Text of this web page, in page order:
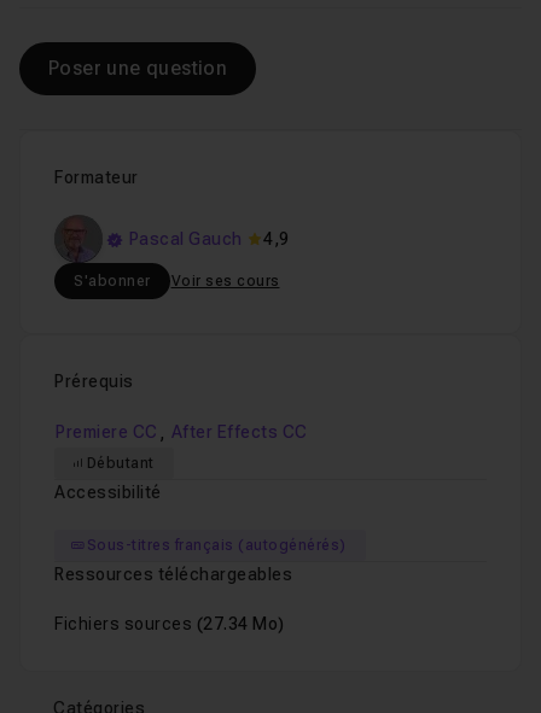
Formateur
Pascal Gauch 4,9
S'abonner Voir ses cours
Prérequis
Premiere CC , After Effects CC
Débutant
Accessibilité
Sous-titres français (autogénérés)
Ressources téléchargeables
Fichiers sources (27.34 Mo)
Catégories
Poser une question